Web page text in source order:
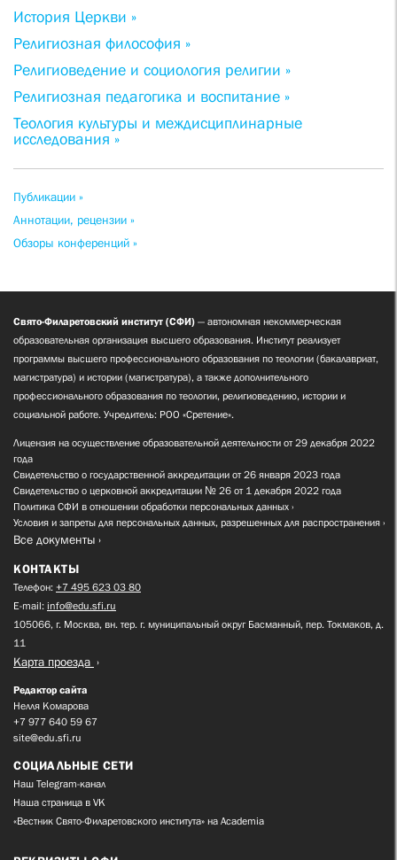
История Церкви »
Религиозная философия »
Религиоведение и социология религии »
Религиозная педагогика и воспитание »
Теология культуры и междисциплинарные
исследования »
Публикации »
Аннотации, рецензии »
Обзоры конференций »
Свято-Филаретовский институт (СФИ) — автономная некоммерческая
образовательная организация высшего образования. Институт реализует
программы высшего профессионального образования по теологии (бакалавриат,
магистратура) и истории (магистратура), а также дополнительного
профессионального образования по теологии, религиоведению, истории и
социальной работе. Учредитель: РОО «Сретение».
Лицензия на осуществление образовательной деятельности от 29 декабря 2022
года
Свидетельство о государственной аккредитации от 26 января 2023 года
Свидетельство о церковной аккредитации № 26 от 1 декабря 2022 года
Политика СФИ в отношении обработки персональных данных
Условия и запреты для персональных данных, разрешенных для распространения
Все документы
КОНТАКТЫ
Телефон: +7 495 623 03 80
E-mail: info@edu.sfi.ru
105066, г. Москва, вн. тер. г. муниципальный округ Басманный, пер. Токмаков, д.
11
Карта проезда
Редактор сайта
Нелля Комарова
+7 977 640 59 67
site@edu.sfi.ru
СОЦИАЛЬНЫЕ СЕТИ
Наш Telegram-канал
Наша страница в VK
«Вестник Свято-Филаретовского института» на Academia